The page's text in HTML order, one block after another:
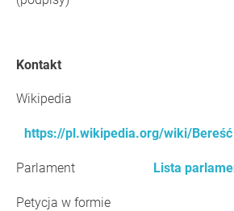
Kontakt
Wikipedia
https://pl.wikipedia.org/wiki/Bereść
Parlament Lista
Petycja w formie